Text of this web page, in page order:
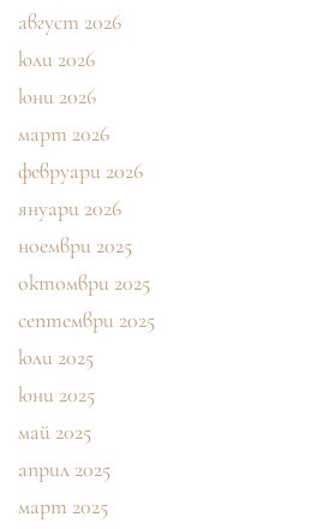
август 2026
юли 2026
юни 2026
март 2026
февруари 2026
януари 2026
ноември 2025
октомври 2025
септември 2025
юли 2025
юни 2025
май 2025
април 2025
март 2025